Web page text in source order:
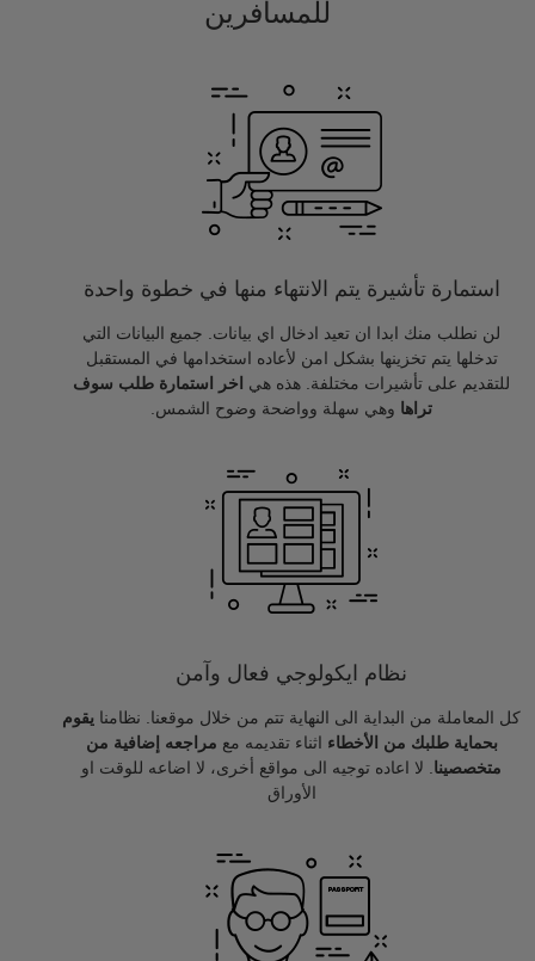
للمسافرين
استمارة تأشيرة يتم الانتهاء منها في خطوة واحدة
لن نطلب منك ابدا ان تعيد ادخال اي بيانات. جميع البيانات التي
تدخلها يتم تخزينها بشكل امن لأعاده استخدامها في المستقبل
للتقديم على تأشيرات مختلفة. هذه هي
اخر استمارة طلب سوف
تراها وهي سهلة وواضحة وضوح الشمس.
نظام ايكولوجي فعال وآمن
كل المعاملة من البداية الى النهاية تتم من خلال موقعنا. نظامنا يقوم
بحماية طلبك من الأخطاء اثناء تقديمه مع مراجعه إضافية من
متخصصينا . لا اعاده توجيه الى مواقع أخرى، لا اضاعه للوقت او
الأوراق